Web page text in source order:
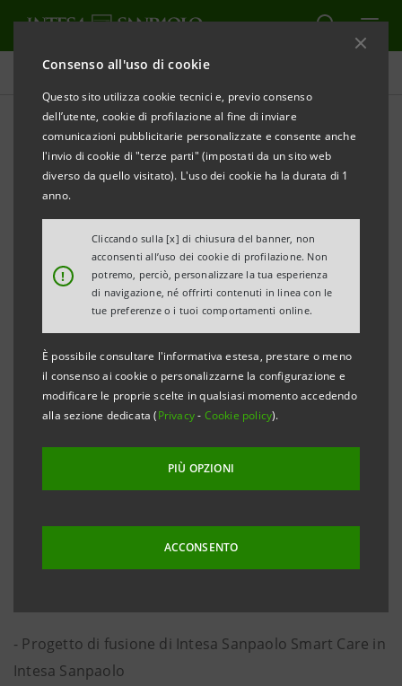
Consenso all'uso di cookie
Questo sito utilizza cookie tecnici e, previo consenso
dell’utente, cookie di profilazione al fine di inviare
comunicazioni pubblicitarie personalizzate e consente anche
l'invio di cookie di "terze parti" (impostati da un sito web
diverso da quello visitato). L'uso dei cookie ha la durata di 1
anno.
!
Cliccando sulla [x] di chiusura del banner, non
acconsenti all’uso dei cookie di profilazione. Non
potremo, perciò, personalizzare la tua esperienza
di navigazione, né offrirti contenuti in linea con le
tue preferenze o i tuoi comportamenti online.
È possibile consultare l'informativa estesa, prestare o meno
il consenso ai cookie o personalizzarne la configurazione e
modificare le proprie scelte in qualsiasi momento accedendo
alla sezione dedicata (Privacy- Cookie policy).
PIÙ OPZIONI
ACCONSENTO
Comunicati stampa
STAMPA AGGIORNA
INTESA SANPAOLO: AVVISO DI PUBBLICAZIONE DI
DOCUMENTI
ottemperanza alla vigente normativa, sono stati resi
disponibili in data odierna presso la Sede sociale
nonché nel meccanismo di stoccaggio autorizzato
eMarket STORAGEe nel sito
group.intesasanpaolo.com
elencati relativi alle fusioni per incorporazione di
Intesa Sanpaolo Agents4You S.p.A. e Intesa Sanpaolo
Smart Care S.r.l. in Intesa Sanpaolo S.p.A.:
- Progetto di fusione di Intesa Sanpaolo Agents4You
in Intesa Sanpaolo
- Relazione illustrativa del Consiglio di
Amministrazione di Intesa Sanpaolo
- Relazione illustrativa del Consiglio di
- Progetto di fusione di Intesa Sanpaolo Smart Care in
Intesa Sanpaolo